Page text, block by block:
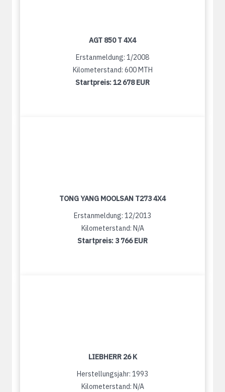
AGT 850 T 4X4
Erstanmeldung: 1/2008
Kilometerstand: 600 MTH
Startpreis:12 678 EUR
TONG YANG MOOLSAN T273 4X4
Erstanmeldung: 12/2013
Kilometerstand: N/A
Startpreis: 3 766 EUR
LIEBHERR 26 K
Herstellungsjahr: 1993
Kilometerstand: N/A